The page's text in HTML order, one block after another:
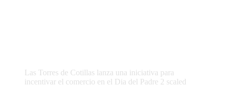
Las Torres de Cotillas lanza una iniciativa para
incentivar el comercio en el Dia del Padre 2 scaled